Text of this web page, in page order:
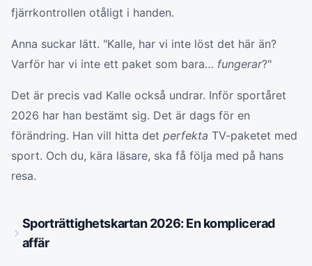
fjärrkontrollen otåligt i handen.
Anna suckar lätt. "Kalle, har vi inte löst det här än?
Varför har vi inte ett paket som bara… fungerar?"
Det är precis vad Kalle också undrar. Inför sportåret
2026 har han bestämt sig. Det är dags för en
förändring. Han vill hitta det perfekta TV-paketet med
sport. Och du, kära läsare, ska få följa med på hans
resa.
Sporträttighetskartan 2026: En komplicerad
affär